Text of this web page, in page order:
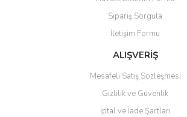
Ürün bilgilerinde hatalar bulunuyor.
Ürün fiyatı diğer sitelerden daha pahalı.
Bu ürüne benzer farklı alternatifler olmalı.
Sipariş Sorgula
İletişim Formu
ALIŞVERİŞ
Mesafeli Satış Sözleşmesi
Gizlilik ve Güvenlik
İptal ve İade Şartları